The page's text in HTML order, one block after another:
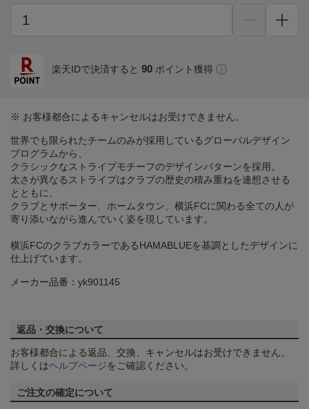
楽天IDで決済すると 90 ポイント獲得
※ お客様都合によるキャンセルはお受けできません。
世界でも限られたチームのみが採用しているグローバルデザイン
プログラムから、
クラシックなストライプモチーフのデザインパターンを採用。
太さが異なるストライプはクラブの歴史の積み重ねを連想させる
とともに、
クラブとサポーター、ホームタウン、横浜FCに関わる全ての人が
寄り添いながら進んでいく姿を現しています。
横浜FCのクラブカラーであるHAMABLUEを基調としたデザインに
仕上げています。
メーカー品番：yk901145
返品・交換について
お客様都合による返品、交換、キャンセルはお受けできません。
詳しくはヘルプページをご確認ください。
ご注文の確定について